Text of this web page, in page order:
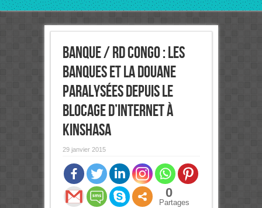
Banque / RD Congo : les
banques et la douane
paralysées depuis le
blocage d’Internet à
Kinshasa
29 janvier 2015
0
Partages